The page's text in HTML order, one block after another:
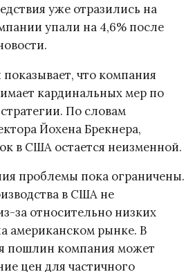
уже отразились на
упали на 4,6% после
что компания
кардинальных мер по
По словам
Йохена Брекнера,
в США остается неизменной.
проблемы пока ограничены.
в США не
за относительно низких
американском рынке. В
пошлин компания может
цен для частичного